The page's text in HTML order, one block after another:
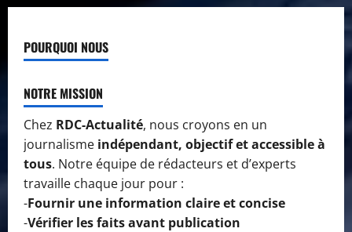
POURQUOI NOUS
NOTRE MISSION
Chez RDC-Actualité, nous croyons en un
journalisme indépendant, objectif et accessible à
tous. Notre équipe de rédacteurs et d’experts
travaille chaque jour pour :
-Fournir une information claire et concise
-Vérifier les faits avant publication